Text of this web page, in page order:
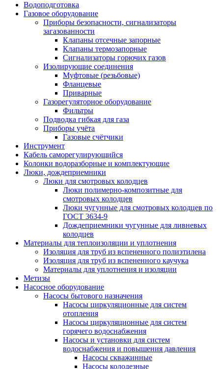
Водоподготовка
Газовое оборудование
Приборы безопасности, сигнализаторы
загазованности
Клапаны отсечные запорные
Клапаны термозапорные
Сигнализаторы горючих газов
Изолирующие соединения
Муфтовые (резьбовые)
Фланцевые
Приварные
Газорегуляторное оборудование
Фильтры
Подводка гибкая для газа
Приборы учёта
Газовые счётчики
Инструмент
Кабель саморегулирующийся
Колонки водоразборные и комплектующие
Люки, дождеприемники
Люки для смотровых колодцев
Люки полимерно-композитные для
смотровых колодцев
Люки чугунные для смотровых колодцев по
ГОСТ 3634-9
Дождеприемники чугунные для ливневых
колодцев
Материалы для теплоизоляции и уплотнения
Изоляция для труб из вспененного полиэтилена
Изоляция для труб из вспененного каучука
Материалы для уплотнения и изоляции
Метизы
Насосное оборудование
Насосы бытового назначения
Насосы циркуляционные для систем
отопления
Насосы циркуляционные для систем
горячего водоснабжения
Насосы и установки для систем
водоснабжения и повышения давления
Насосы скважинные
Насосы колодезные